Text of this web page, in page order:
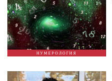
НУМЕРОЛОГИЯ